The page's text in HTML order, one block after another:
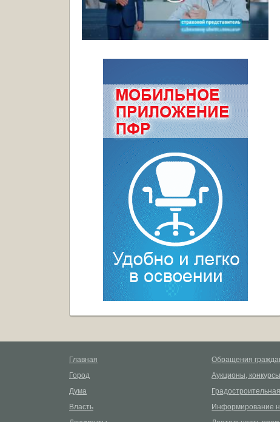
Главная
Город
Дума
Власть
Обращения
Аукционы, конкурсы
Информирование